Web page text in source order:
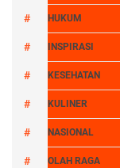
HUKUM
INSPIRASI
KESEHATAN
KULINER
NASIONAL
OLAH RAGA